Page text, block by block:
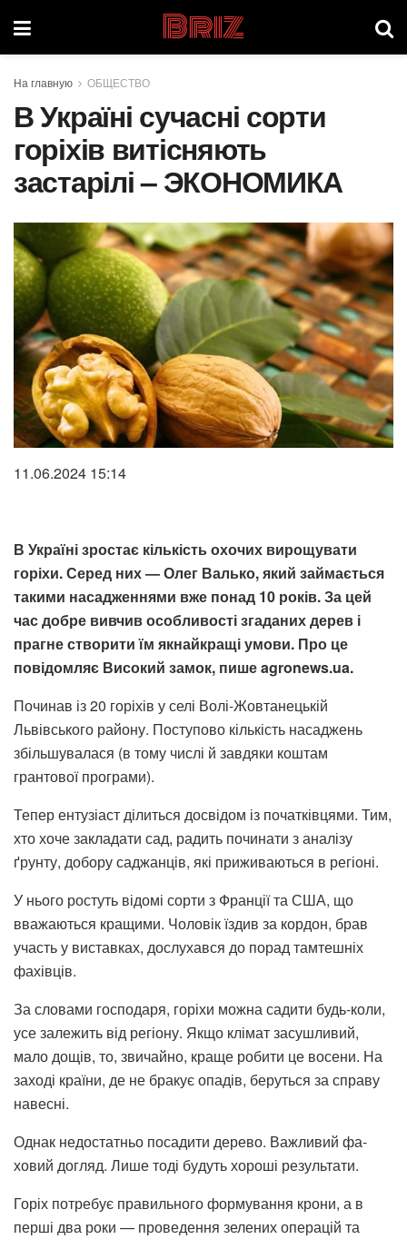
Briz
На главную ОБЩЕСТВО
В Україні сучасні сорти
горіхів витісняють
застарілі – ЭКОНОМИКА
11.06.2024 15:14
В Україні зростає кількість охочих вирощувати
горіхи. Серед них — Олег Валько, який займається
такими насадженнями вже понад 10 років. За цей
час добре вивчив особливості згаданих дерев і
прагне створити їм якнайкращі умови. Про це
повідомляє Високий замок, пише agronews.ua.
Починав із 20 горіхів у селі Волі-Жовта­нецькій
Львівського району. Поступово кількість насаджень
збільшувалася (в тому числі й завдяки коштам
грантової програми).
Тепер ентузіаст ділиться досвідом із початківцями. Тим,
хто хоче закладати сад, радить починати з аналізу
ґрунту, добору саджанців, які приживаються в регіоні.
У нього ростуть відомі сорти з Франції та США, що
вважаються кращими. Чо­ловік їздив за кордон, брав
участь у виставках, дослу­хався до порад тамтешніх
фахівців.
За словами господаря, горіхи можна садити будь-коли,
усе залежить від регіо­ну. Якщо клімат засушливий,
мало дощів, то, звичайно, краще робити це восени. На
заході країни, де не бракує опадів, беруться за справу
на­весні.
Однак недостатньо поса­дити дерево. Важливий фа­
ховий догляд. Лише тоді бу­дуть хороші результати.
Горіх потребує правиль­ного формування крони, а в
перші два роки — проведення зелених операцій та